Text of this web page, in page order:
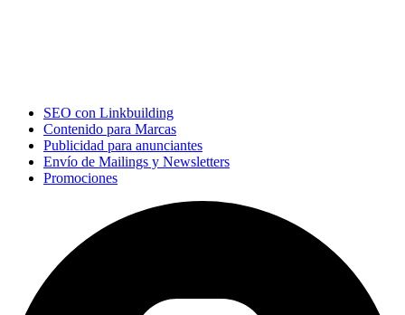
SEO con Linkbuilding
Contenido para Marcas
Publicidad para anunciantes
Envío de Mailings y Newsletters
Promociones